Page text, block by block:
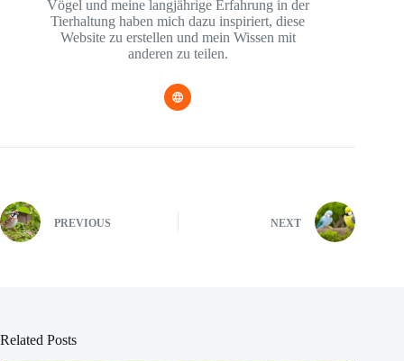
Vögel und meine langjährige Erfahrung in der
Tierhaltung haben mich dazu inspiriert, diese
Website zu erstellen und mein Wissen mit
anderen zu teilen.
PREVIOUS NEXT
Related Posts